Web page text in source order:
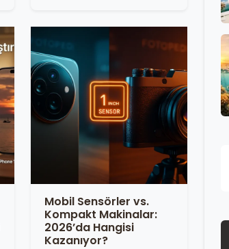
Mobil Sensörler vs.
Kompakt Makinalar:
2026’da Hangisi
Kazanıyor?